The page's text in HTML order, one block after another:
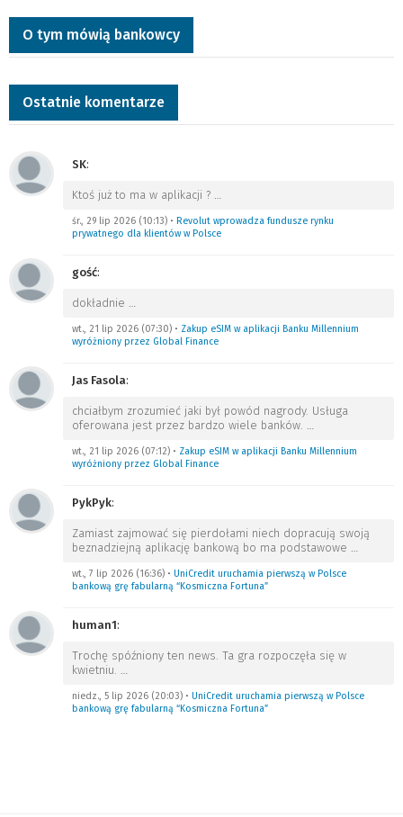
O tym mówią bankowcy
Ostatnie komentarze
SK:
Ktoś już to ma w aplikacji ? …
śr., 29 lip 2026 (10:13) • Revolut wprowadza fundusze rynku
prywatnego dla klientów w Polsce
gość:
dokładnie …
wt., 21 lip 2026 (07:30) • Zakup eSIM w aplikacji Banku Millennium
wyróżniony przez Global Finance
Jas Fasola:
chciałbym zrozumieć jaki był powód nagrody. Usługa
oferowana jest przez bardzo wiele banków. …
wt., 21 lip 2026 (07:12) • Zakup eSIM w aplikacji Banku Millennium
wyróżniony przez Global Finance
PykPyk:
Zamiast zajmować się pierdołami niech dopracują swoją
beznadziejną aplikację bankową bo ma podstawowe …
wt., 7 lip 2026 (16:36) • UniCredit uruchamia pierwszą w Polsce
bankową grę fabularną “Kosmiczna Fortuna”
human1:
Trochę spóźniony ten news. Ta gra rozpoczęła się w
kwietniu. …
niedz., 5 lip 2026 (20:03) • UniCredit uruchamia pierwszą w Polsce
bankową grę fabularną “Kosmiczna Fortuna”